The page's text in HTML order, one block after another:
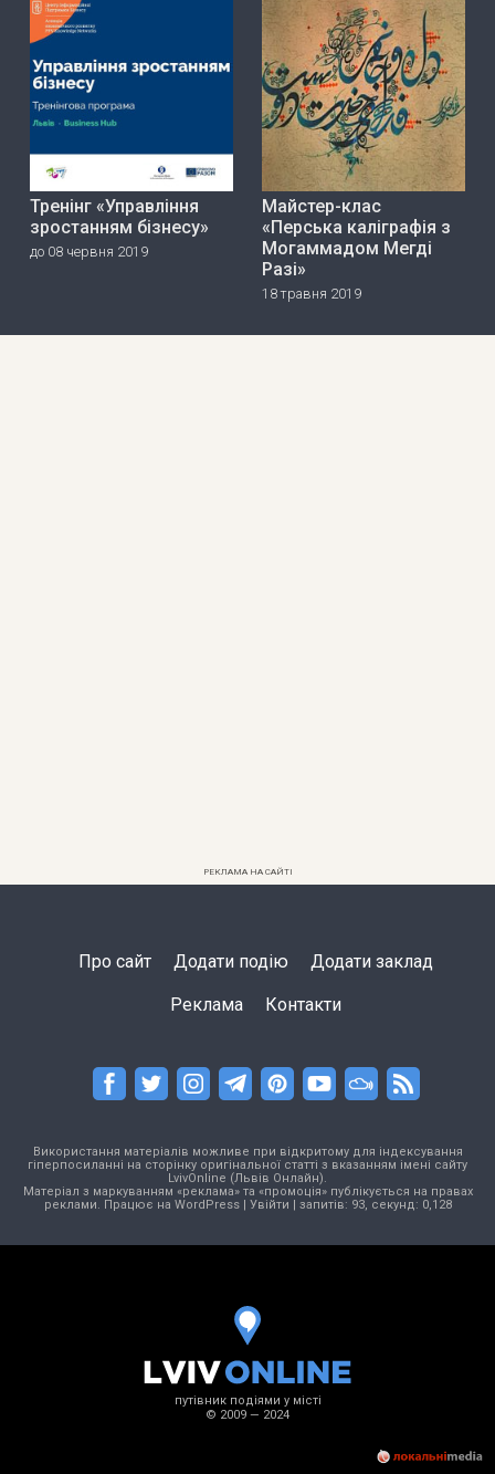
Тренінг «Управління
зростанням бізнесу»
до 08 червня 2019
Майстер-клас
«Перська каліграфія з
Могаммадом Мегді
Разі»
18 травня 2019
РЕКЛАМА НА САЙТІ
Про сайт Додати подію Додати заклад
Реклама Контакти
Використання матеріалів можливе при відкритому для індексування
гіперпосиланні на сторінку оригінальної статті з вказанням імені сайту
LvivOnline (Львів Онлайн).
Матеріал з маркуванням «реклама» та «промоція» публікується на правах
реклами. Працює на WordPress| Увійти | запитів: 93, секунд: 0,128
путівник подіями у місті
© 2009 — 2024